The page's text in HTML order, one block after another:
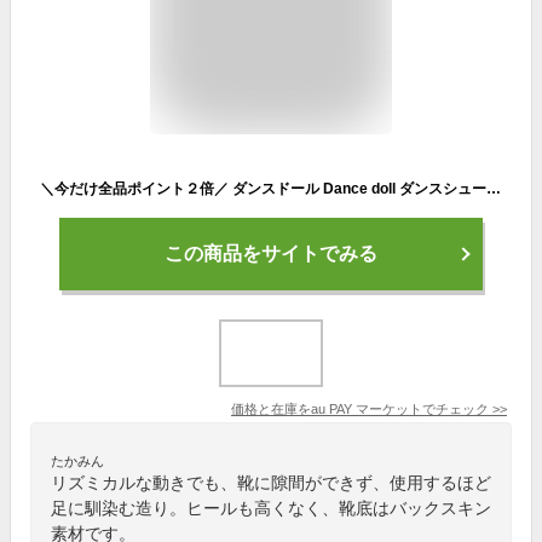
＼今だけ全品ポイント２倍／ ダンスドール Dance doll ダンスシューズ 社交ダンスシューズ 日本製 モダンシューズ レディース 社交ダン
この商品をサイトでみる
価格と在庫をau PAY マーケット でチェック >>
たかみん
リズミカルな動きでも、靴に隙間ができず、使用するほど
足に馴染む造り。ヒールも高くなく、靴底はバックスキン
素材です。